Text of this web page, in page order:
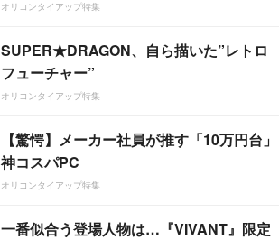
オリコンタイアップ特集
SUPER★DRAGON、自ら描いた”レトロ
フューチャー”
オリコンタイアップ特集
【驚愕】メーカー社員が推す「10万円台」
神コスパPC
オリコンタイアップ特集
一番似合う登場人物は…『VIVANT』限定